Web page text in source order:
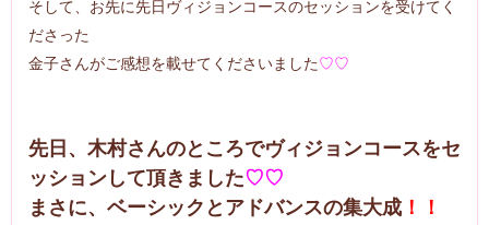
そして、お先に先日ヴィジョンコースのセッションを受けてく
ださった
金子さんがご感想を載せてくださいました♡♡
先日、木村さんのところでヴィジョンコースをセ
ッションして頂きました♡♡
まさに、ベーシックとアドバンスの集大成 ！！